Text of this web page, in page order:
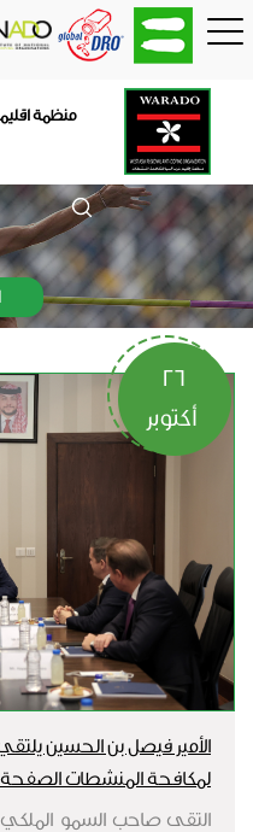
منظمة
26
أكتوبر
الأمير فيصل بن الحسين يلتقي
لمكافحة المنشطات الصفحة
التقى صاحب السمو